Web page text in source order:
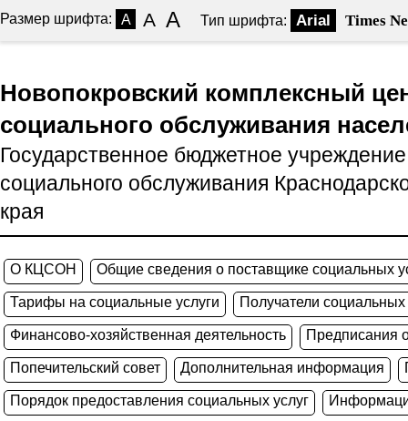
Размер шрифта: A A A Тип шрифта: Arial Times
Новопокровский комплексный
социального обслуживания
Государственное бюджетное учреждение
социального обслуживания
края
О КЦСОН Общие сведения о поставщике социальных
Тарифы на социальные услуги Получатели социальных
Финансово-хозяйственная деятельность Предписания
Попечительский совет Дополнительная информация
Порядок предоставления социальных услуг